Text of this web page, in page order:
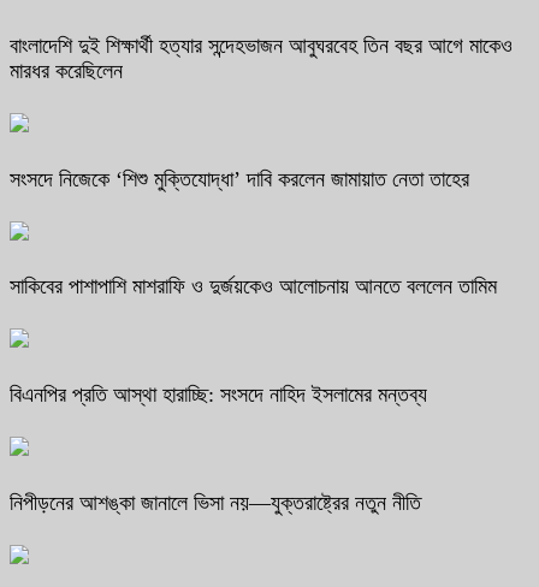
বাংলাদেশি দুই শিক্ষার্থী হত্যার সন্দেহভাজন আবুঘরবেহ তিন বছর আগে মাকেও
মারধর করেছিলেন
সংসদে নিজেকে ‘শিশু মুক্তিযোদ্ধা’ দাবি করলেন জামায়াত নেতা তাহের
সাকিবের পাশাপাশি মাশরাফি ও দুর্জয়কেও আলোচনায় আনতে বললেন তামিম
বিএনপির প্রতি আস্থা হারাচ্ছি: সংসদে নাহিদ ইসলামের মন্তব্য
নিপীড়নের আশঙ্কা জানালে ভিসা নয়—যুক্তরাষ্ট্রের নতুন নীতি